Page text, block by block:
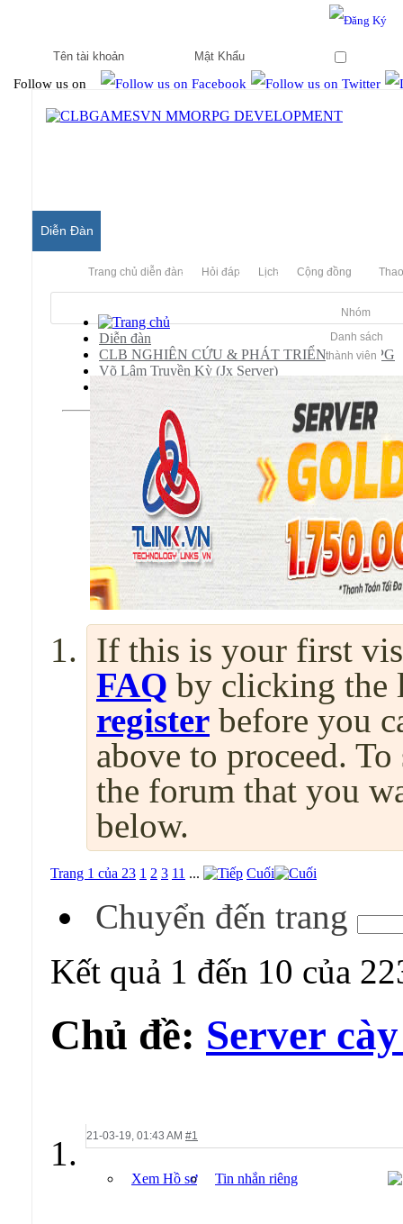
Follow us on
Diễn Đàn
Trang chủ diễn đàn Hỏi đáp Lịch Cộng đồng
Nhóm
Danh sách
thành viên
Diễn đàn
CLB NGHIÊN CỨU & PHÁT TRIỂN MMORPG
Võ Lâm Truyền Kỳ (Jx Server)
[JX]
Server cày cuốc vui nhộn, giải trí
If this is your first
FAQ by clicking the
register before you
above to proceed.
the forum that you
below.
Trang 1 của 23 1 2 3 11 ... Cuối
Chuyển đến trang
Kết quả 1 đến 10 của
Chủ đề: Server
21-03-19, 01:43 AM #1
Xem Hồ sơ Tin nhắn riêng